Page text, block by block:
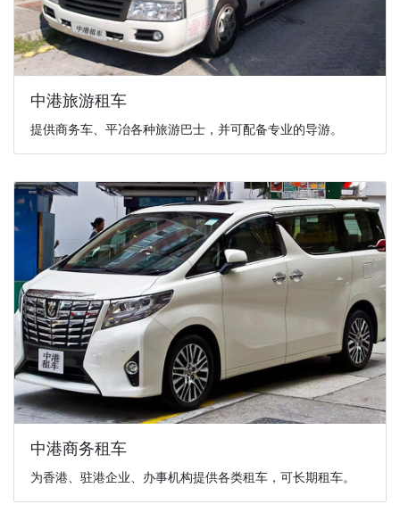
中港旅游租车
提供商务车、平冶各种旅游巴士，并可配备专业的导游。
中港商务租车
为香港、驻港企业、办事机构提供各类租车，可长期租车。